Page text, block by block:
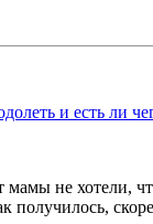
и есть ли
мамы не хотели,
получилось,